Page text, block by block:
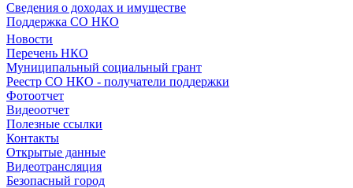
Сведения о доходах и имуществе
Поддержка СО НКО
Новости
Перечень НКО
Муниципальный социальный грант
Реестр СО НКО - получатели поддержки
Фотоотчет
Видеоотчет
Полезные ссылки
Контакты
Открытые данные
Видеотрансляция
Безопасный город